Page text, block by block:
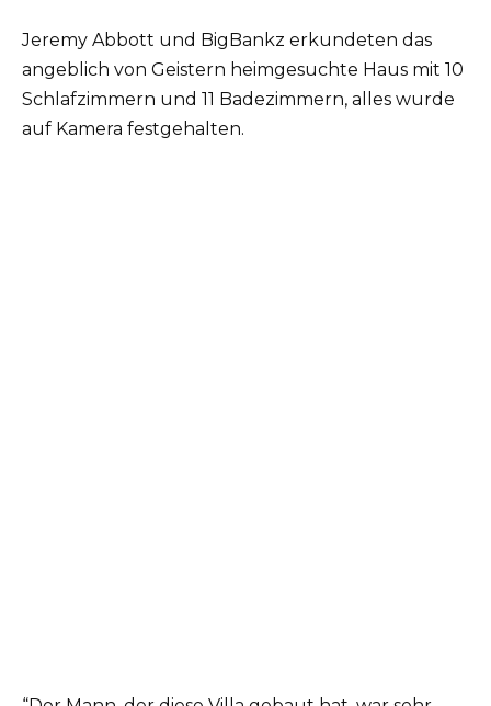
Jeremy Abbott und BigBankz erkundeten das
angeblich von Geistern heimgesuchte Haus mit 10
Schlafzimmern und 11 Badezimmern, alles wurde
auf Kamera festgehalten.